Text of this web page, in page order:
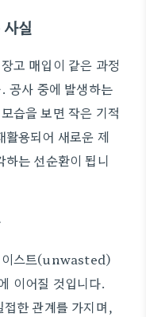
실
고 매입이 같은 과정
공사 중에 발생하는
습을 보면 작은 기적
용되어 새로운 제
는 선순환이 됩니
이스트(unwasted)
이어질 것입니다.
한 관계를 가지며,